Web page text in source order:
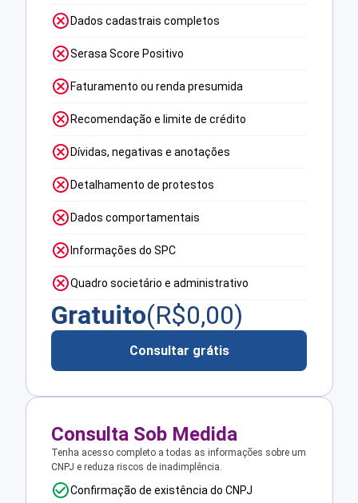
Dados cadastrais completos
Serasa Score Positivo
Faturamento ou renda presumida
Recomendação e limite de crédito
Dívidas, negativas e anotações
Detalhamento de protestos
Dados comportamentais
Informações do SPC
Quadro societário e administrativo
Gratuito(R$0,00)
Consultar grátis
Consulta Sob Medida
Tenha acesso completo a todas as informações sobre um
CNPJ e reduza riscos de inadimplência.
Confirmação de existência do CNPJ